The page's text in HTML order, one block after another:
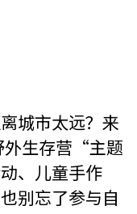
城市太远？来
外生存营“主题
、儿童手作
别忘了参与自